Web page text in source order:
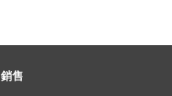
銷售